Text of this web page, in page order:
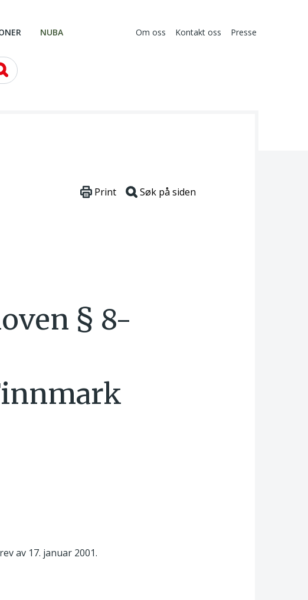
NUBA Om oss Kontakt oss Presse
Print Søk på siden
§ 8-
av 17. januar 2001.